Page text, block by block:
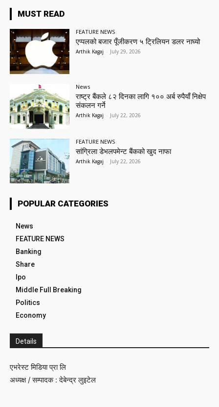
MUST READ
FEATURE NEWS
एप्पलको बजार पूँजीकरण ५ ट्रिलियन डलर नाघ्यो
Arthik Kagaj - July 29, 2026
News
राष्ट्र बैंकले ८२ दिनका लागि १०० अर्ब रुपैयाँ निक्षेप
संकलन गर्ने
Arthik Kagaj - July 22, 2026
FEATURE NEWS
सांग्रिला डेभलपमेन्ट बैंकको खुद नाफा
Arthik Kagaj - July 22, 2026
POPULAR CATEGORIES
News
FEATURE NEWS
Banking
Share
Ipo
Middle Full Breaking
Politics
Economy
Details
एभरेस्ट मिडिया प्रा लि
अध्यक्ष / सम्पादक : देबेन्द्र लुइटेल